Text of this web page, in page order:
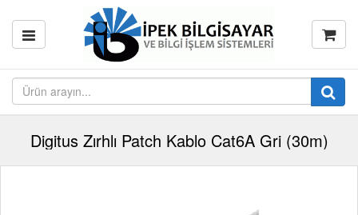
Digitus Zırhlı Patch Kablo Cat6A Gri (30m)